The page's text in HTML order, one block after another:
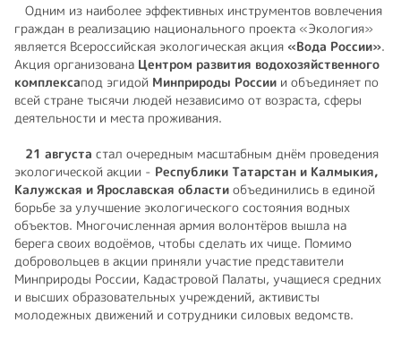
Одним из наиболее эффективных инструментов вовлечения
граждан в реализацию национального проекта «Экология»
является Всероссийская экологическая акция «Вода России».
Акция организована Центром развития водохозяйственного
комплексапод эгидой Минприроды России и объединяет по
всей стране тысячи людей независимо от возраста, сферы
деятельности и места проживания.
21 августа стал очередным масштабным днём проведения
экологической акции - Республики Татарстан и Калмыкия,
Калужская и Ярославская области объединились в единой
борьбе за улучшение экологического состояния водных
объектов. Многочисленная армия волонтёров вышла на
берега своих водоёмов, чтобы сделать их чище. Помимо
добровольцев в акции приняли участие представители
Минприроды России, Кадастровой Палаты, учащиеся средних
и высших образовательных учреждений, активисты
молодежных движений и сотрудники силовых ведомств.